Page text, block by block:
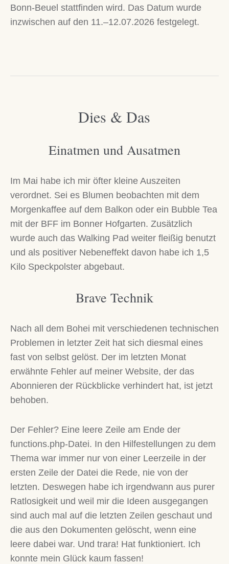
Bonn-Beuel stattfinden wird. Das Datum wurde
inzwischen auf den 11.–12.07.2026 festgelegt.
Dies & Das
Einatmen und Ausatmen
Im Mai habe ich mir öfter kleine Auszeiten
verordnet. Sei es Blumen beobachten mit dem
Morgenkaffee auf dem Balkon oder ein Bubble Tea
mit der BFF im Bonner Hofgarten. Zusätzlich
wurde auch das Walking Pad weiter fleißig benutzt
und als positiver Nebeneffekt davon habe ich 1,5
Kilo Speckpolster abgebaut.
Brave Technik
Nach all dem Bohei mit verschiedenen technischen
Problemen in letzter Zeit hat sich diesmal eines
fast von selbst gelöst. Der im letzten Monat
erwähnte Fehler auf meiner Website, der das
Abonnieren der Rückblicke verhindert hat, ist jetzt
behoben.
Der Fehler? Eine leere Zeile am Ende der
functions.php-Datei. In den Hilfestellungen zu dem
Thema war immer nur von einer Leerzeile in der
ersten Zeile der Datei die Rede, nie von der
letzten. Deswegen habe ich irgendwann aus purer
Ratlosigkeit und weil mir die Ideen ausgegangen
sind auch mal auf die letzten Zeilen geschaut und
die aus den Dokumenten gelöscht, wenn eine
leere dabei war. Und trara! Hat funktioniert. Ich
konnte mein Glück kaum fassen!